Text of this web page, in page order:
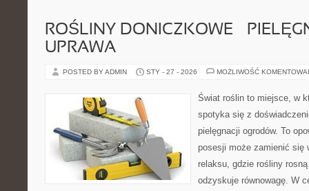
ROŚLINY DONICZKOWE –
UPRAWA
POSTED BY ADMIN STY - 27 - 2026 MOŻLIWOŚĆ
Świat roślin to miejsce, w
spotyka się z
pielęgnacji ogrodów. To
posesji może zamienić się
relaksu, gdzie rośliny
odzyskuje równowagę. W